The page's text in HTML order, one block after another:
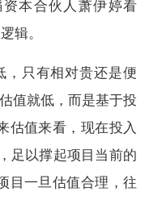
本合伙人萧伊婷看
辑。
，只有相对贵还是便
值就低，而是基于投
估值来看，现在投入
足以撑起项目当前的
目一旦估值合理，往